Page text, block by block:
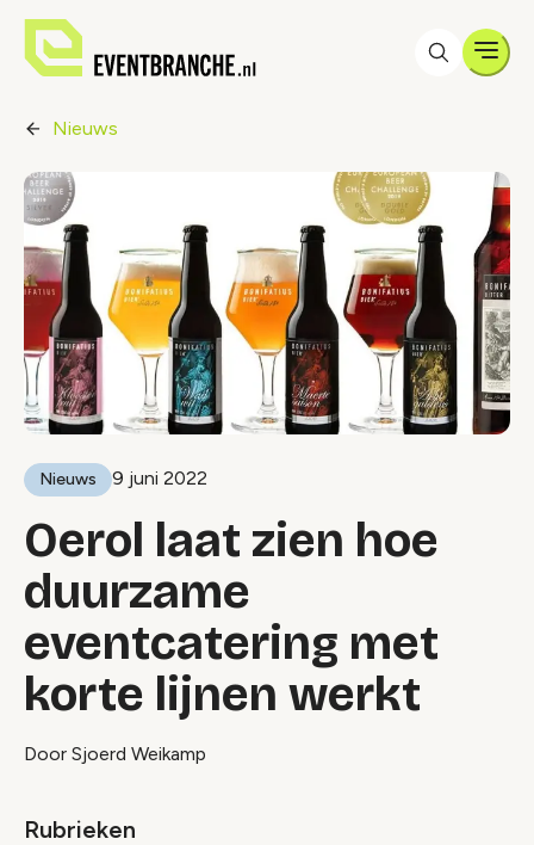
Nieuws
Nieuws 9 juni 2022
Oerol laat zien hoe
duurzame
eventcatering met
korte lijnen werkt
Door Sjoerd Weikamp
Rubrieken